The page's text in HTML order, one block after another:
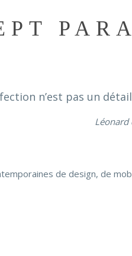
n’est pas un détail
Léonard
de design, de